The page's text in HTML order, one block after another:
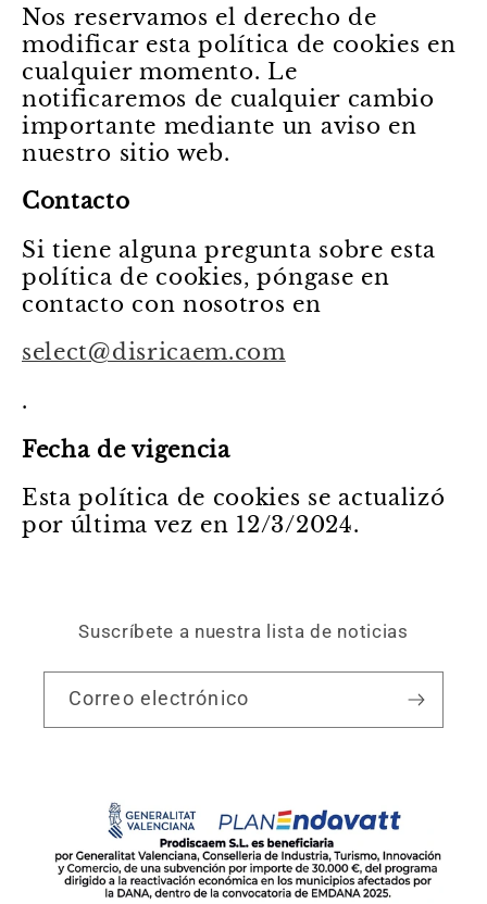
Nos reservamos el derecho de
modificar esta política de cookies en
cualquier momento. Le
notificaremos de cualquier cambio
importante mediante un aviso en
nuestro sitio web.
Contacto
Si tiene alguna pregunta sobre esta
política de cookies, póngase en
contacto con nosotros en
select@disricaem.com
.
Fecha de vigencia
Esta política de cookies se actualizó
por última vez en 12/3/2024.
Suscríbete a nuestra lista de noticias
Correo electrónico